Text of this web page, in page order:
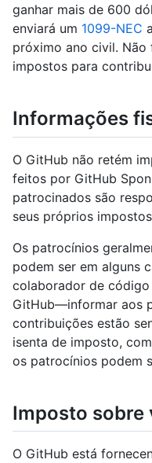
ganhar mais de 600
enviará um 1099-NEC
próximo ano civil.
impostos para
Informações
O GitHub não retém
feitos por GitHub
patrocinados são
seus próprios
Os patrocínios
podem ser em alguns
colaborador de
GitHub—informar aos
contribuições estão
isenta de imposto,
os patrocínios podem
Imposto sobre
O GitHub está